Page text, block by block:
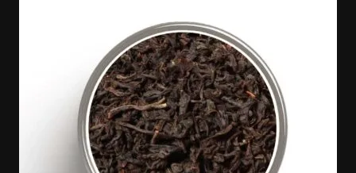
59,90 €